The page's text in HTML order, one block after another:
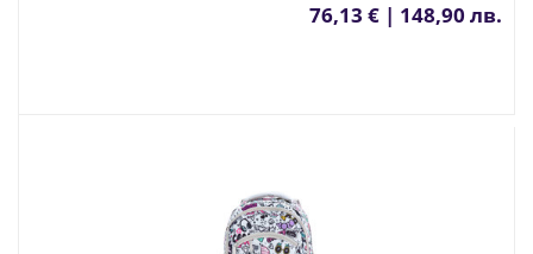
76,13 € | 148,90 лв.